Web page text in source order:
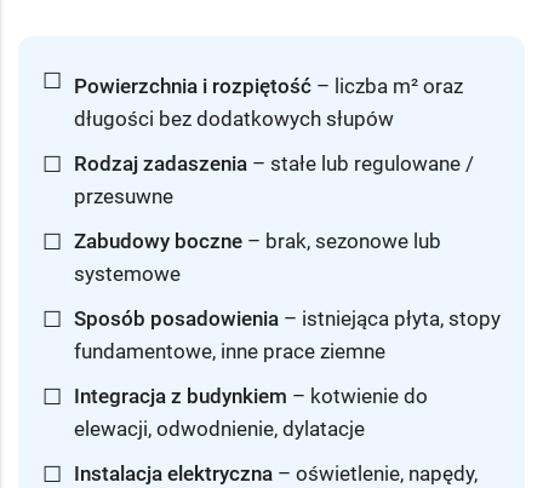
☐ Powierzchnia i rozpiętość – liczba m² oraz
długości bez dodatkowych słupów
☐ Rodzaj zadaszenia – stałe lub regulowane /
przesuwne
☐ Zabudowy boczne – brak, sezonowe lub
systemowe
☐ Sposób posadowienia – istniejąca płyta, stopy
fundamentowe, inne prace ziemne
☐ Integracja z budynkiem – kotwienie do
elewacji, odwodnienie, dylatacje
☐ Instalacja elektryczna – oświetlenie, napędy,